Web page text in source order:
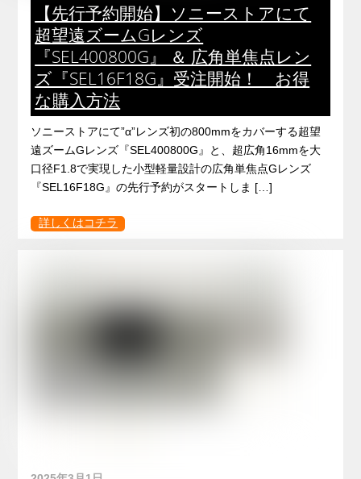
【先行予約開始】ソニーストアにて
超望遠ズームGレンズ
『SEL400800G』 ＆ 広角単焦点レン
ズ『SEL16F18G』受注開始！ お得
な購入方法
ソニーストアにて”α”レンズ初の800mmをカバーする超望
遠ズームGレンズ『SEL400800G』と、超広角16mmを大
口径F1.8で実現した小型軽量設計の広角単焦点Gレンズ
『SEL16F18G』の先行予約がスタートしま […]
詳しくはコチラ